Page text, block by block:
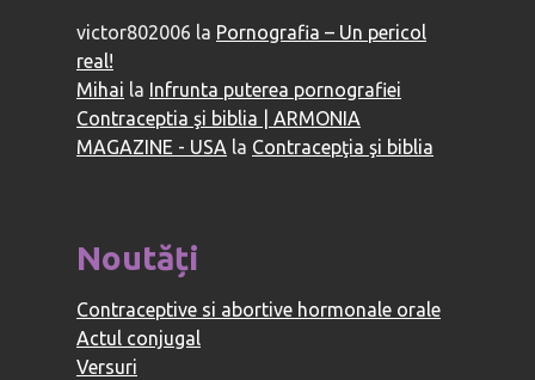
victor802006 la Pornografia – Un pericol
real!
Mihai la Infrunta puterea pornografiei
Contraceptia şi biblia | ARMONIA
MAGAZINE - USA la Contracepţia şi biblia
Noutăți
Contraceptive si abortive hormonale orale
Actul conjugal
Versuri